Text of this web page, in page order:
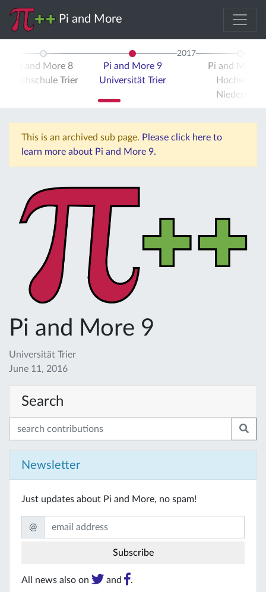
Pi and More
Pi and More 8
Hochschule Trier
Pi and More 9
Universität Trier
2017
Pi and More
Hochschule
Niederrhein
This is an archived sub page. Please click here to
learn more about Pi and More 9.
Pi and More 9
Universität Trier
June 11, 2016
Search
Newsletter
Just updates about Pi and More, no spam!
@
All news also on and .